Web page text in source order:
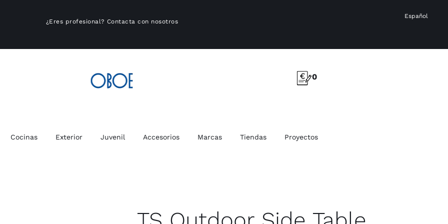
¿Eres profesional? Contacta con nosotros
Español
0
Cocinas Exterior Juvenil Accesorios Marcas Tiendas Proyectos